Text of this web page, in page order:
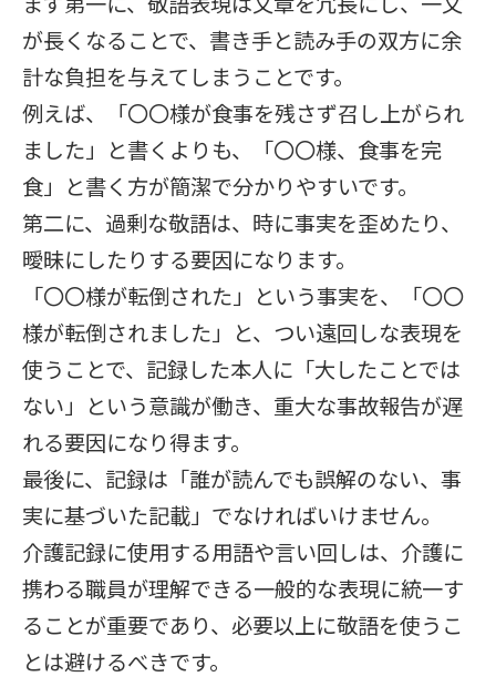
が長くなることで、書き手と読み手の双方に余
計な負担を与えてしまうことです。
例えば、「〇〇様が食事を残さず召し上がられ
ました」と書くよりも、「〇〇様、食事を完
食」と書く方が簡潔で分かりやすいです。
第二に、過剰な敬語は、時に事実を歪めたり、
曖昧にしたりする要因になります。
「〇〇様が転倒された」という事実を、「〇〇
様が転倒されました」と、つい遠回しな表現を
使うことで、記録した本人に「大したことでは
ない」という意識が働き、重大な事故報告が遅
れる要因になり得ます。
最後に、記録は「誰が読んでも誤解のない、事
実に基づいた記載」でなければいけません。
介護記録に使用する用語や言い回しは、介護に
携わる職員が理解できる一般的な表現に統一す
ることが重要であり、必要以上に敬語を使うこ
とは避けるべきです。